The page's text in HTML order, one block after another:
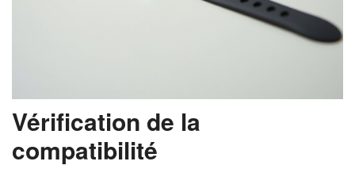
Vérification de la
compatibilité